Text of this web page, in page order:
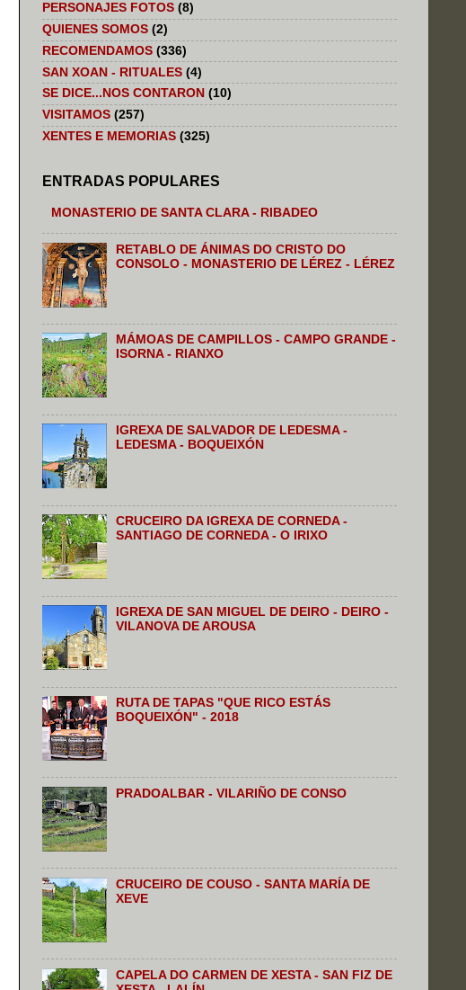
PERSONAJES FOTOS (8)
QUIENES SOMOS (2)
RECOMENDAMOS (336)
SAN XOAN - RITUALES (4)
SE DICE...NOS CONTARON (10)
VISITAMOS (257)
XENTES E MEMORIAS (325)
ENTRADAS POPULARES
MONASTERIO DE SANTA CLARA - RIBADEO
RETABLO DE ÁNIMAS DO CRISTO DO
CONSOLO - MONASTERIO DE LÉREZ - LÉREZ
MÁMOAS DE CAMPILLOS - CAMPO GRANDE -
ISORNA - RIANXO
IGREXA DE SALVADOR DE LEDESMA -
LEDESMA - BOQUEIXÓN
CRUCEIRO DA IGREXA DE CORNEDA -
SANTIAGO DE CORNEDA - O IRIXO
IGREXA DE SAN MIGUEL DE DEIRO - DEIRO -
VILANOVA DE AROUSA
RUTA DE TAPAS "QUE RICO ESTÁS
BOQUEIXÓN" - 2018
PRADOALBAR - VILARIÑO DE CONSO
CRUCEIRO DE COUSO - SANTA MARÍA DE
XEVE
CAPELA DO CARMEN DE XESTA - SAN FIZ DE